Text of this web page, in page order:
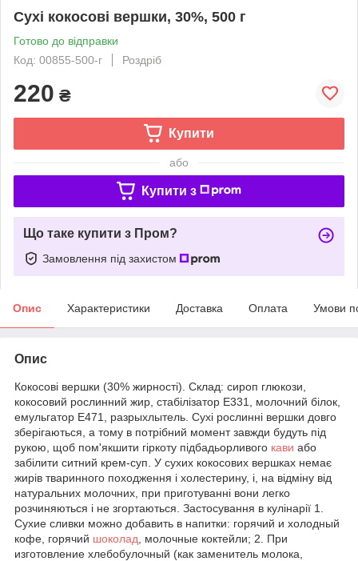
Сухі кокосові вершки, 30%, 500 г
Готово до відправки
Код: 00855-500-г
Роздріб
220 ₴
Купити
або
Купити з
Що таке купити з Пром?
Замовлення під захистом
Опис Характеристики Доставка Оплата Умови
Опис
Кокосові вершки (30% жирності). Склад: сироп глюкози,
кокосовий рослинний жир, стабілізатор Е331, молочний білок,
емульгатор Е471, разрыхлытель. Сухі рослинні вершки довго
зберігаються, а тому в потрібний момент завжди будуть під
рукою, щоб пом'якшити гіркоту підбадьорливого кави або
забілити ситний крем-суп. У сухих кокосових вершках немає
жирів тваринного походження і холестерину, і, на відміну від
натуральних молочних, при приготуванні вони легко
розчиняються і не згортаються. Застосування в кулінарії 1.
Сухие сливки можно добавить в напитки: горячий и холодный
кофе, горячий шоколад , молочные коктейли; 2. При
изготовление хлебобулочный (как заменитель молока,